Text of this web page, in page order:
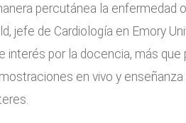
percutánea la enfermedad
jefe de Cardiología en Emory
interés por la docencia, más
en vivo y